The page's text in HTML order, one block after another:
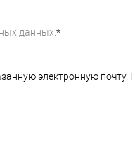
В избранное
данных.*
электронную